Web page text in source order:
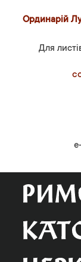
Ординарій
Для